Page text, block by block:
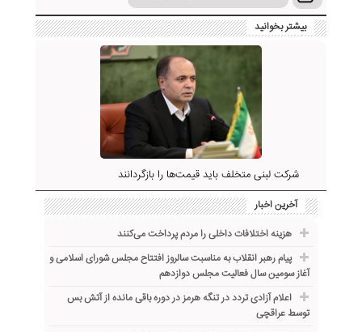
بیشتر بخوانید
شرکت لبنی متخلف باید قیمت‌ها را بازگردانند
آخرین اخبار
هزینه اختلافات داخلی را مردم پرداخت می‌کنند
پیام رهبر انقلاب به مناسبت سالروز افتتاح مجلس شورای اسلامی و
آغاز سومین سال فعالیت مجلس دوازدهم
اعلام آزادی تردد در تنگه هرمز در دوره باقی مانده از آتش بس
توسط عراقچی